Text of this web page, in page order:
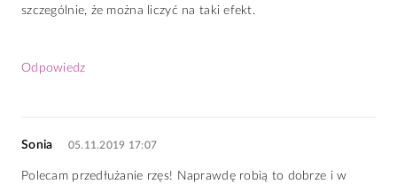
szczególnie, że można liczyć na taki efekt.
Odpowiedz
Sonia 05.11.2019 17:07
Polecam przedłużanie rzęs! Naprawdę robią to dobrze i w